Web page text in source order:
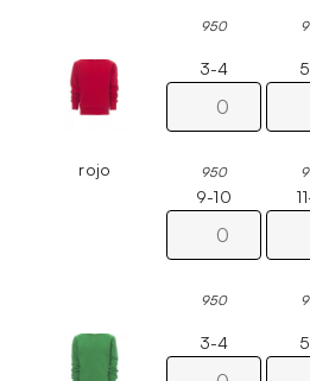
950
rojo
3-4
950
9-10
950
3-4